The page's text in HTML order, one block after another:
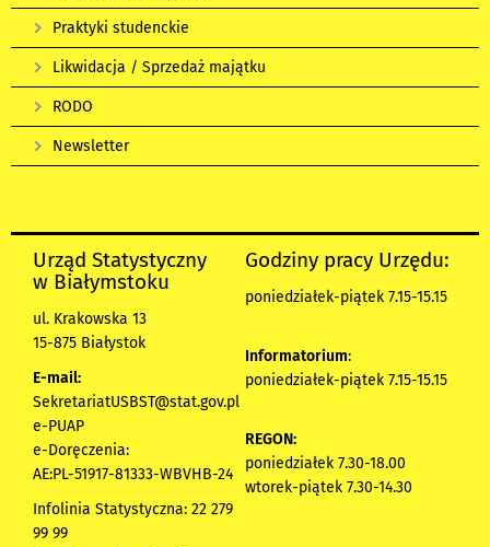
Praktyki studenckie
Likwidacja / Sprzedaż majątku
RODO
Newsletter
Urząd Statystyczny
w Białymstoku
ul. Krakowska 13
15-875 Białystok
E-mail:
SekretariatUSBST@stat.gov.pl
e-PUAP
e-Doręczenia:
AE:PL-51917-81333-WBVHB-24
Infolinia Statystyczna: 22 279
99 99
Godziny pracy Urzędu:
poniedziałek-piątek 7.15-15.15
Informatorium:
poniedziałek-piątek 7.15-15.15
REGON:
poniedziałek 7.30-18.00
wtorek-piątek 7.30-14.30